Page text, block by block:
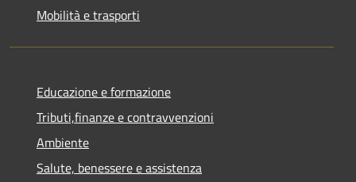
Mobilità e trasporti
Educazione e formazione
Tributi,finanze e contravvenzioni
Ambiente
Salute, benessere e assistenza